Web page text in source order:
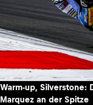
Warm-up, Silverstone:
Marquez an der Spitze